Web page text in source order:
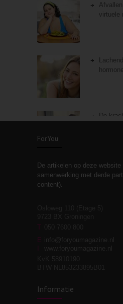
virtuele
De
relaties
moeite!
ForYou
De artikelen op deze
samenwerking met derde
content).
T
E info@foryoumagazine.nl
www.foryoumagazine.nl
Informatie